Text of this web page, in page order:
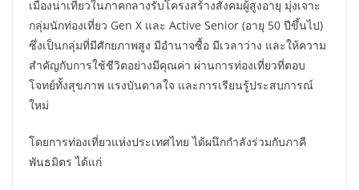
เมืองน่าเที่ยวในภาคกลางรับโครงสร้างสังคมผู้สูงอายุ มุ่งเจาะ
กลุ่มนักท่องเที่ยว Gen X และ Active Senior (อายุ 50 ปีขึ้นไป)
ซึ่งเป็นกลุ่มที่มีศักยภาพสูง มีอำนาจซื้อ มีเวลาว่าง และให้ความ
สำคัญกับการใช้ชีวิตอย่างมีคุณค่า ผ่านการท่องเที่ยวที่ตอบ
โจทย์ทั้งสุขภาพ แรงบันดาลใจ และการเรียนรู้ประสบการณ์
ใหม่
โดยการท่องเที่ยวแห่งประเทศไทย ได้ผนึกกำลังร่วมกับภาคี
พันธมิตร ได้แก่